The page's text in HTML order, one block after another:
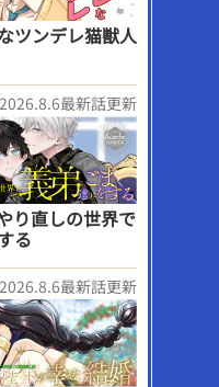
ツンデレ猫獣人
2026.8.6最新話更新
り直しの世界で
る
2026.8.6最新話更新